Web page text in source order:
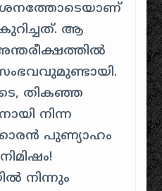
ആ
തികഞ്ഞ
നിന്ന
പുണ്യാഹം
നിന്നും